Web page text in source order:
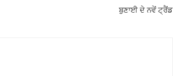
ਬੁਣਾਈ ਦੇ ਨਵੇਂ ਟ੍ਰੈਂਡ